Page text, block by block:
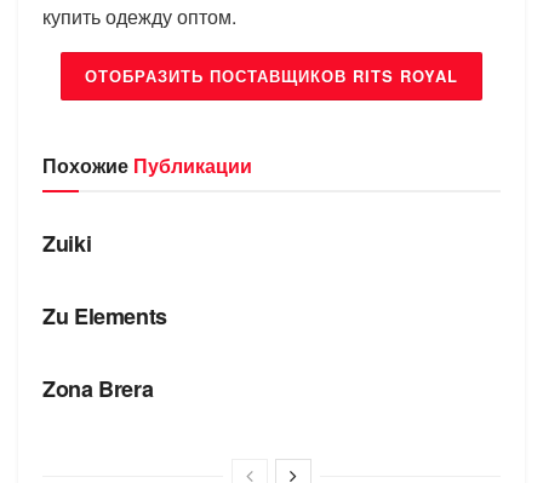
купить одежду оптом.
ОТОБРАЗИТЬ ПОСТАВЩИКОВ RITS ROYAL
Похожие Публикации
БРЕНДЫ
Zuiki
Zu Elements
Zona Brera